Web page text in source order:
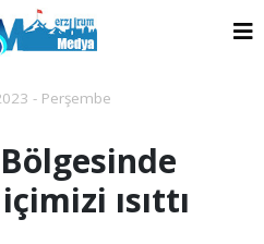
- Perşembe
ısıttı